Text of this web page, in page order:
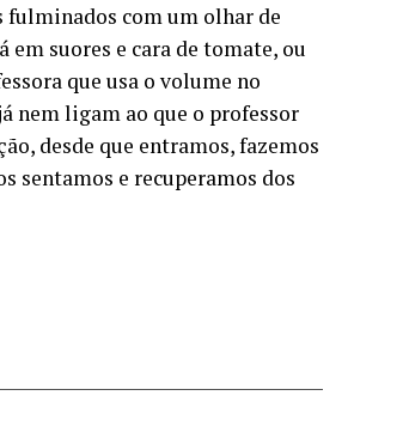
fulminados com um olhar de
suores e cara de tomate, ou
que usa o volume no
nem ligam ao que o professor
desde que entramos, fazemos
sentamos e recuperamos dos